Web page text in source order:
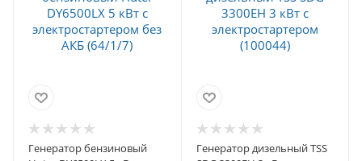
Генератор бензиновый
Генератор дизельный TSS